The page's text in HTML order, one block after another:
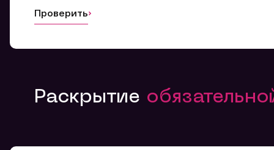
Проверить
Раскрытие